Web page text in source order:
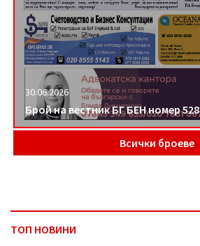
30.06.2026
Брой на вестник БГ БЕН номер 528
Всички броеве
ТОП НОВИНИ